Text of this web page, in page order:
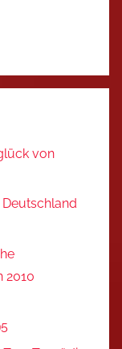
von
Deutschland
2010